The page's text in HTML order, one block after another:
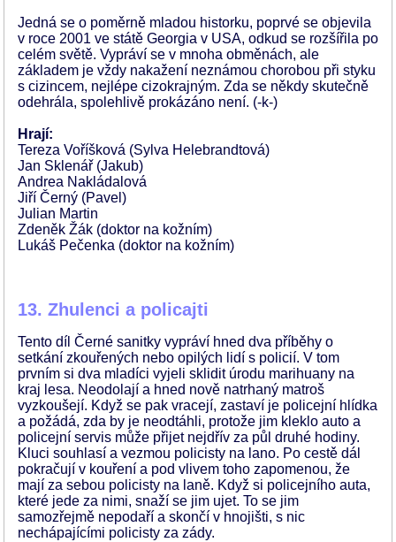
Jedná se o poměrně mladou historku, poprvé se objevila
v roce 2001 ve státě Georgia v USA, odkud se rozšířila po
celém světě. Vypráví se v mnoha obměnách, ale
základem je vždy nakažení neznámou chorobou při styku
s cizincem, nejlépe cizokrajným. Zda se někdy skutečně
odehrála, spolehlivě prokázáno není. (-k-)
Hrají:
Tereza Voříšková (Sylva Helebrandtová)
Jan Sklenář (Jakub)
Andrea Nakládalová
Jiří Černý (Pavel)
Julian Martin
Zdeněk Žák (doktor na kožním)
Lukáš Pečenka (doktor na kožním)
13. Zhulenci a policajti
Tento díl Černé sanitky vypráví hned dva příběhy o
setkání zkouřených nebo opilých lidí s policií. V tom
prvním si dva mladíci vyjeli sklidit úrodu marihuany na
kraj lesa. Neodolají a hned nově natrhaný matroš
vyzkoušejí. Když se pak vracejí, zastaví je policejní hlídka
a požádá, zda by je neodtáhli, protože jim kleklo auto a
policejní servis může přijet nejdřív za půl druhé hodiny.
Kluci souhlasí a vezmou policisty na lano. Po cestě dál
pokračují v kouření a pod vlivem toho zapomenou, že
mají za sebou policisty na laně. Když si policejního auta,
které jede za nimi, snaží se jim ujet. To se jim
samozřejmě nepodaří a skončí v hnojišti, s nic
nechápajícími policisty za zády.